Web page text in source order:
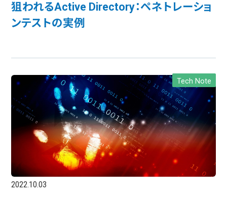
狙われるActive Directory：ペネトレーショ
ンテストの実例
Tech Note
2022.10.03